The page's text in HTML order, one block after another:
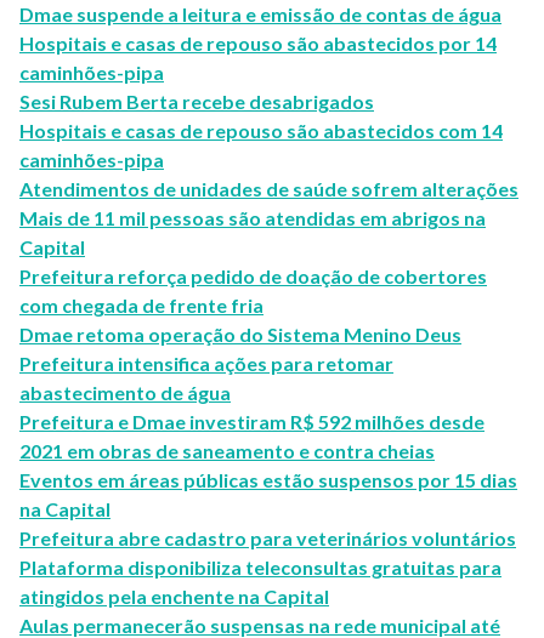
Dmae suspende a leitura e emissão de contas de água
Hospitais e casas de repouso são abastecidos por 14
caminhões-pipa
Sesi Rubem Berta recebe desabrigados
Hospitais e casas de repouso são abastecidos com 14
caminhões-pipa
Atendimentos de unidades de saúde sofrem alterações
Mais de 11 mil pessoas são atendidas em abrigos na
Capital
Prefeitura reforça pedido de doação de cobertores
com chegada de frente fria
Dmae retoma operação do Sistema Menino Deus
Prefeitura intensifica ações para retomar
abastecimento de água
Prefeitura e Dmae investiram R$ 592 milhões desde
2021 em obras de saneamento e contra cheias
Eventos em áreas públicas estão suspensos por 15 dias
na Capital
Prefeitura abre cadastro para veterinários voluntários
Plataforma disponibiliza teleconsultas gratuitas para
atingidos pela enchente na Capital
Aulas permanecerão suspensas na rede municipal até